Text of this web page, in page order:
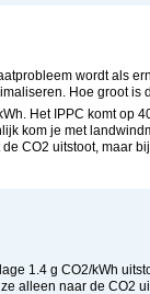
wordt als
Hoe groot is
Het IPPC komt op
kom je met
CO2 uitstoot, maar
1.4 g CO2/kWh
alleen naar de CO2